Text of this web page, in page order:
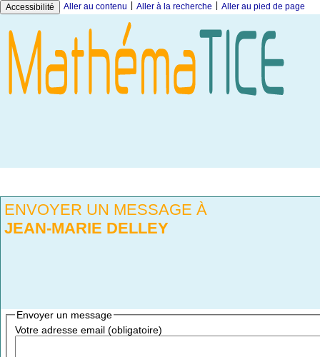
Accessibilité Aller au contenu Aller à la recherche Aller au pied de page
ENVOYER UN MESSAGE À
JEAN-MARIE DELLEY
Envoyer un message
Votre adresse email (obligatoire)